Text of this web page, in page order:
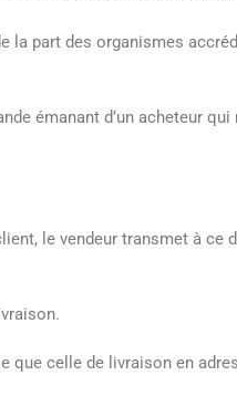
la part des organismes
émanant d’un acheteur
le vendeur transmet à
que celle de livraison en